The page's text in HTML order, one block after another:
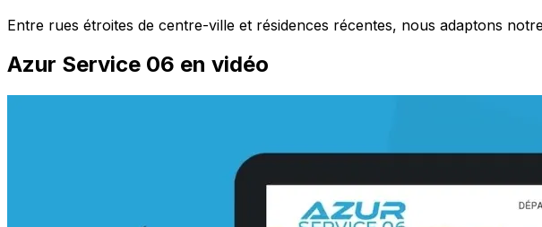
Entre rues étroites de centre-ville et résidences récentes, nous adaptons
Azur Service 06 en vidéo